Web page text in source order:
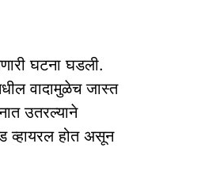
घटना घडली.
वादामुळेच जास्त
उतरल्याने
व्हायरल होत असून